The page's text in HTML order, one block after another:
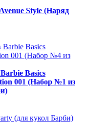
Style (Наряд
Basics
001 (Набор №1 из